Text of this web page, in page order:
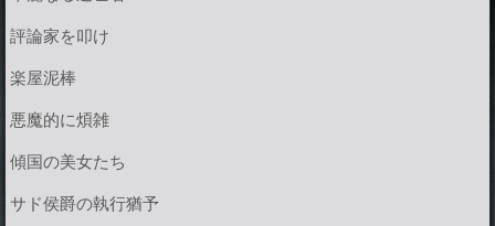
評論家を叩け
楽屋泥棒
悪魔的に煩雑
傾国の美女たち
サド侯爵の執行猶予